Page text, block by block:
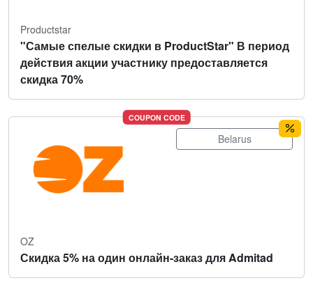
Productstar
"Самые спелые скидки в ProductStar" В период
действия акции участнику предоставляется
скидка 70%
COUPON CODE
Belarus
OZ
Скидка 5% на один онлайн-заказ для Admitad